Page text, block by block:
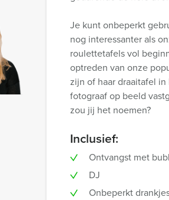
Je kunt onbeperkt
nog interessanter als
roulettetafels vol
optreden van onze
zijn of haar draaitafel
fotograaf op beeld
zou jij het noemen?
Inclusief:
Ontvangst met
DJ
Onbeperkt